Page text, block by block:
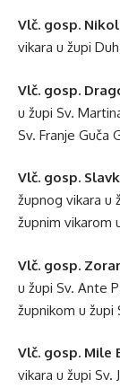
Vlč. gosp.
vikara u župi
Vlč. gosp.
u župi Sv.
Sv. Franje Guča
Vlč. gosp.
župnog vikara u
župnim vikarom
Vlč. gosp.
u župi Sv. Ante
župnikom u župi
Vlč. gosp. Mile
vikara u župi Sv.